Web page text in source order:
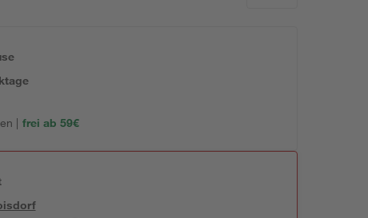
| frei ab 59€